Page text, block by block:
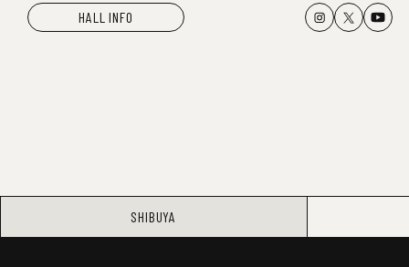
HALL INFO
SHIBUYA